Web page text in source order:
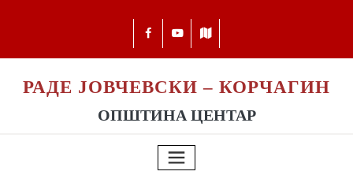
РАДЕ ЈОВЧЕВСКИ – КОРЧАГИН
ОПШТИНА ЦЕНТАР